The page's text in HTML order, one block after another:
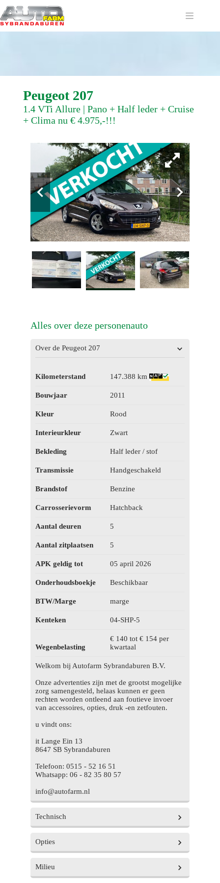
naar
de
inhoud
Peugeot 207
1.4 VTi Allure | Pano + Half leder + Cruise
+ Clima nu € 4.975,-!!!
Alles over deze personenauto
Over de Peugeot 207
Kilometerstand 147.388 km
Bouwjaar 2011
Kleur Rood
Interieurkleur Zwart
Bekleding Half leder / stof
Transmissie Handgeschakeld
Brandstof Benzine
Carrosserievorm Hatchback
Aantal deuren 5
Aantal zitplaatsen 5
APK geldig tot 05 april 2026
Onderhoudsboekje Beschikbaar
BTW/Marge marge
Kenteken 04-SHP-5
Wegenbelasting
€ 140 tot € 154 per
kwartaal
Welkom bij Autofarm Sybrandaburen B.V.
Onze advertenties zijn met de grootst mogelijke
zorg samengesteld, helaas kunnen er geen
rechten worden ontleend aan foutieve invoer
van accessoires, opties, druk -en zetfouten.
u vindt ons:
it Lange Ein 13
8647 SB Sybrandaburen
Telefoon: 0515 - 52 16 51
Whatsapp: 06 - 82 35 80 57
info@autofarm.nl
Technisch
Vermogen
Aantal cilinders
Opties
Exterieur
Milieu